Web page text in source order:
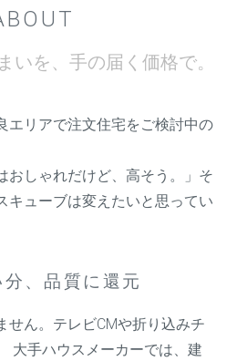
いを、手の届く価格で。
エリアで注文住宅をご検討中の
おしゃれだけど、高そう。」そ
キューブは変えたいと思ってい
、品質に還元
せん。テレビCMや折り込みチ
大手ハウスメーカーでは、建